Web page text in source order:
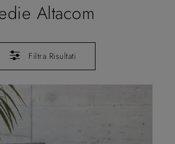
Altacom
Filtra Risultati